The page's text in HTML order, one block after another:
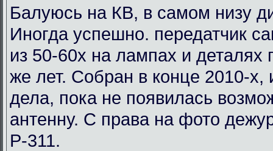
Балуюсь на КВ, в самом низу
Иногда успешно. передатчик
из 50-60х на лампах и деталях
же лет. Собран в конце 2010-х,
дела, пока не появилась
антенну. С права на фото
Р-311.